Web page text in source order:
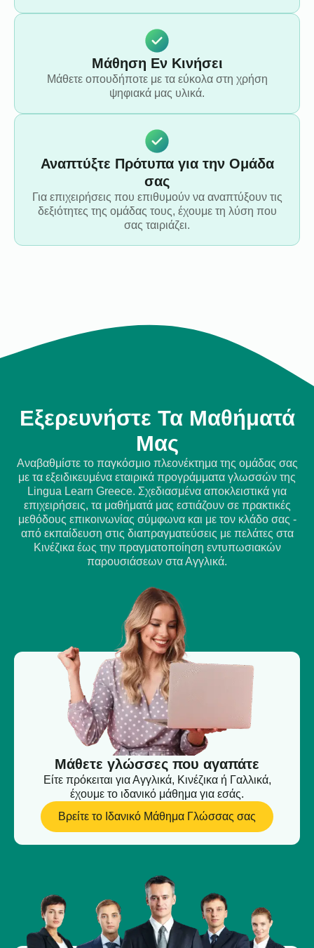
Μάθηση Εν Κινήσει
Μάθετε οπουδήποτε με τα εύκολα στη χρήση
ψηφιακά μας υλικά.
Αναπτύξτε Πρότυπα για την Ομάδα
σας
Για επιχειρήσεις που επιθυμούν να αναπτύξουν τις
δεξιότητες της ομάδας τους, έχουμε τη λύση που
σας ταιριάζει.
Εξερευνήστε Τα Μαθήματά
Μας
Αναβαθμίστε το παγκόσμιο πλεονέκτημα της ομάδας σας
με τα εξειδικευμένα εταιρικά προγράμματα γλωσσών της
Lingua Learn Greece. Σχεδιασμένα αποκλειστικά για
επιχειρήσεις, τα μαθήματά μας εστιάζουν σε πρακτικές
μεθόδους επικοινωνίας σύμφωνα και με τον κλάδο σας -
από εκπαίδευση στις διαπραγματεύσεις με πελάτες στα
Κινέζικα έως την πραγματοποίηση εντυπωσιακών
παρουσιάσεων στα Αγγλικά.
Μάθετε γλώσσες που αγαπάτε
Είτε πρόκειται για Αγγλικά, Κινέζικα ή Γαλλικά,
έχουμε το ιδανικό μάθημα για εσάς.
Βρείτε το Ιδανικό Μάθημα Γλώσσας σας